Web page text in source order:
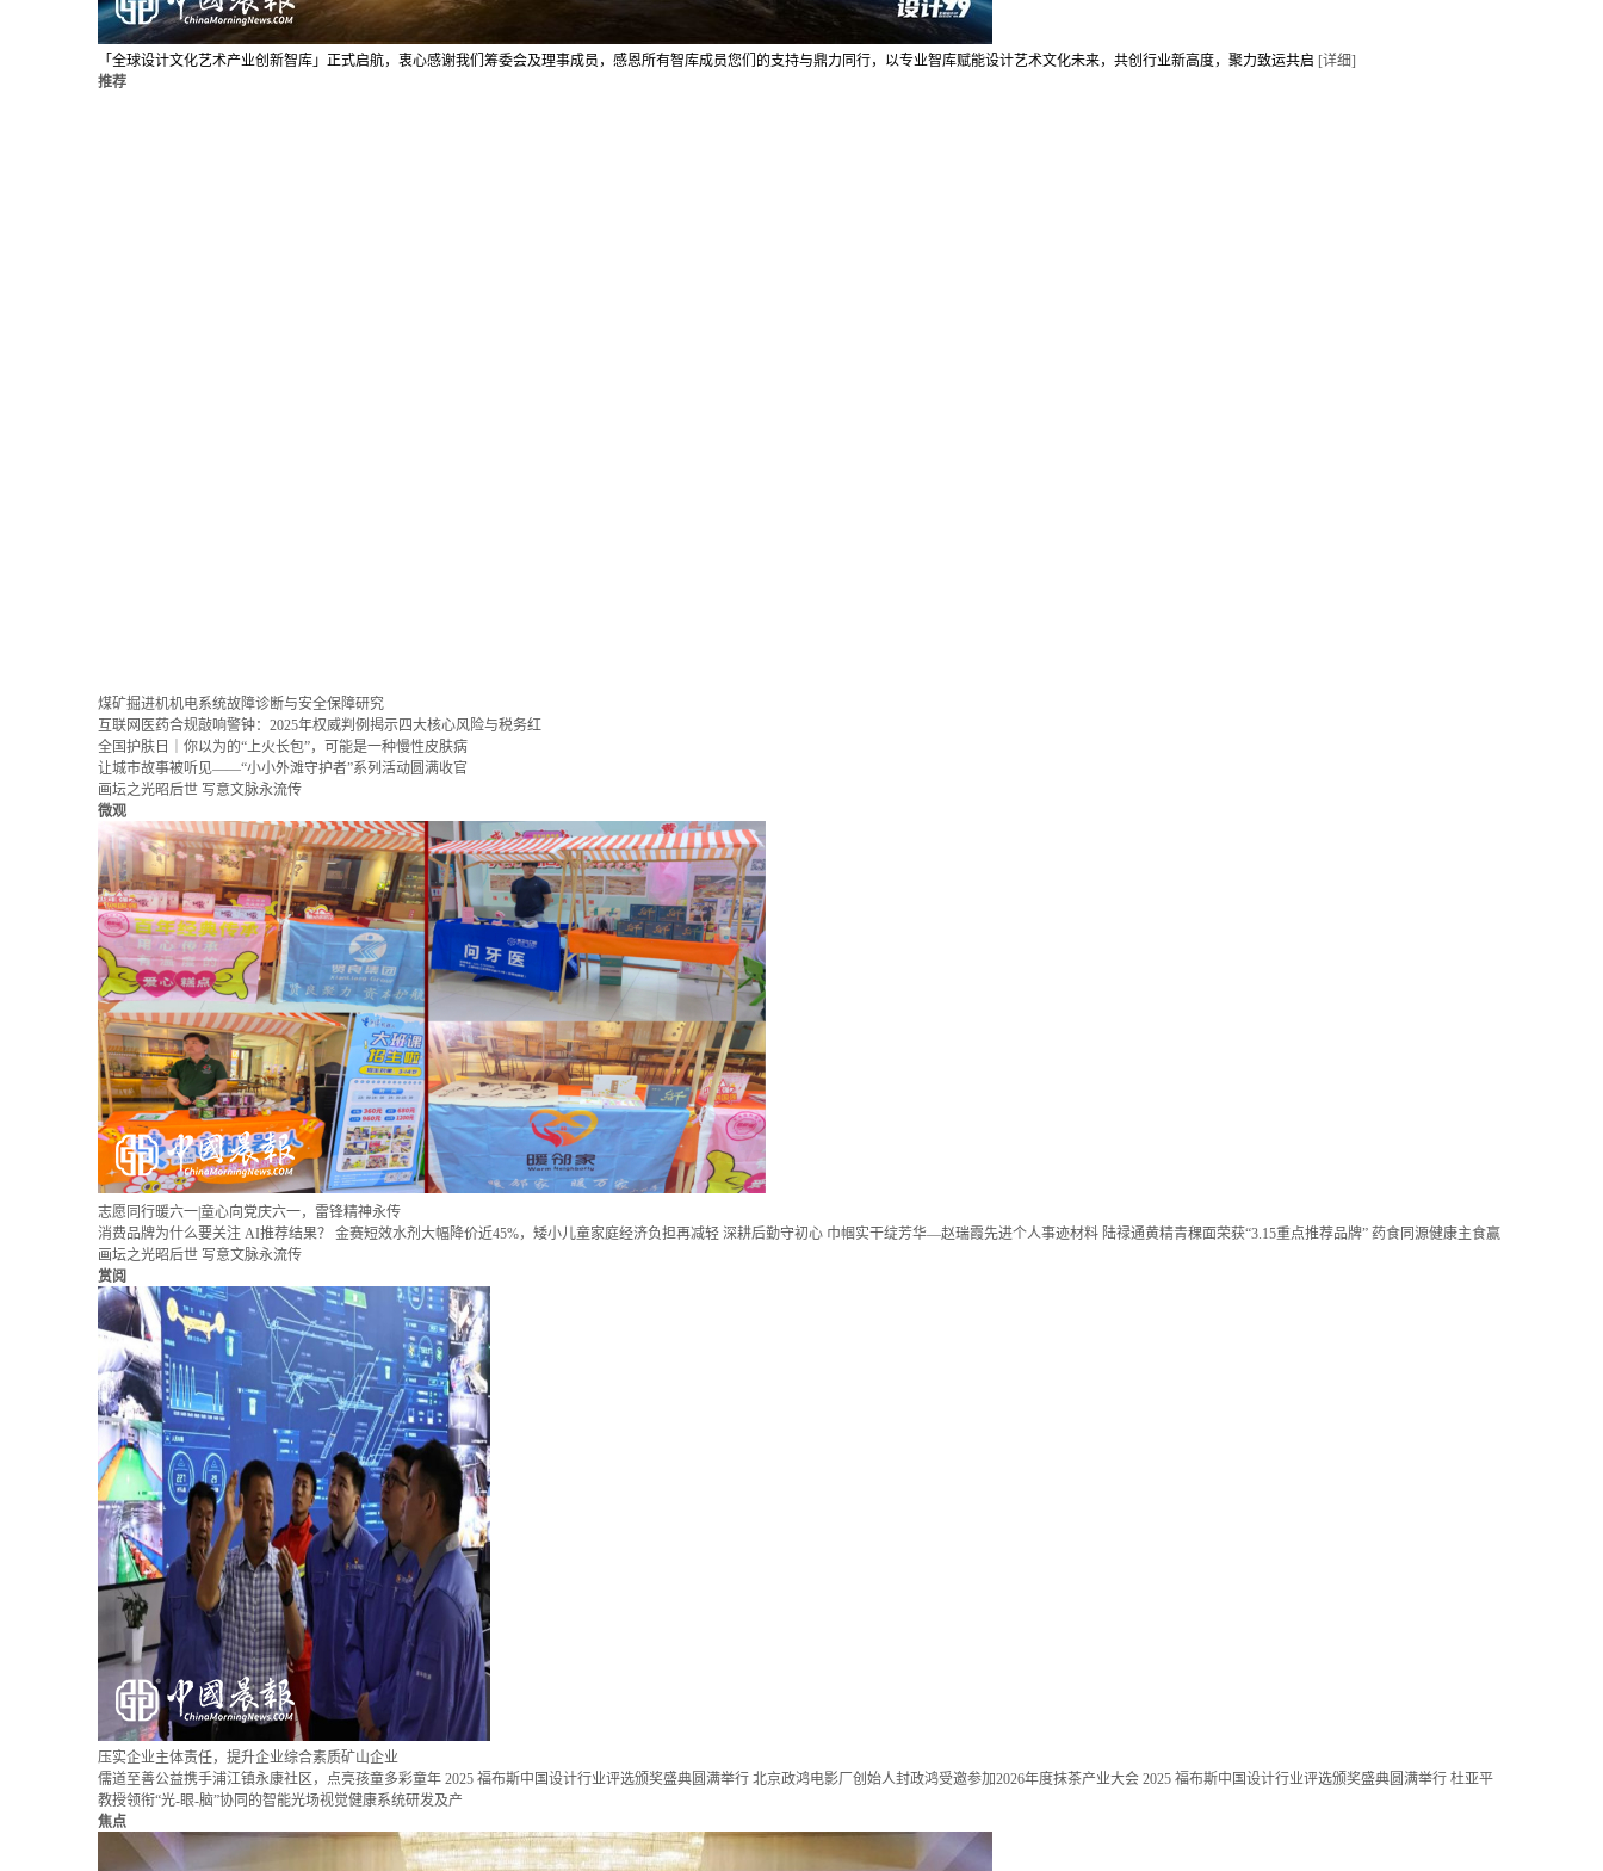
「全球设计文化艺术产业创新智库」正式启航，衷心感谢我们筹委会及理事成员，感恩所有智库成员您们的支持与鼎力同行，以专业智库赋能设计艺术文化未来，共创行业新高度，聚力致运共启 [详细]
推荐
志愿同行暖六一|童心向党庆六一，雷锋精神永传
消费品牌为什么要关注 AI推荐结果？金赛短效水剂大幅降价近45%，矮小儿童家庭经济负担再减轻深耕后勤守初心 巾帼实干绽芳华—赵瑞霞先进个人事迹材料
画坛之光昭后世 写意文脉永流传
赏阅
压实企业主体责任，提升企业综合素质矿山企业
儒道至善公益携手浦江镇永康社区，点亮孩童多彩童年 2025 福布斯中国设计行业评选颁奖盛典圆满举行
教授领衔“光-眼-脑”协同的智能光场视觉健康系统研发及产
焦点